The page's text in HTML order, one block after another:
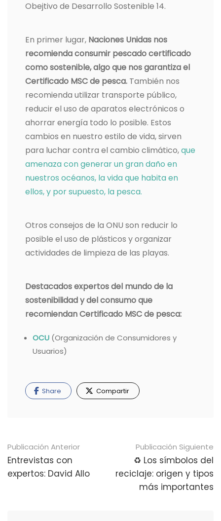
Obejtivo de Desarrollo Sostenible 14.
En primer lugar, Naciones Unidas nos
recomienda consumir pescado certificado
como sostenible, algo que nos garantiza el
Certificado MSC de pesca. También nos
recomienda utilizar transporte público,
reducir el uso de aparatos electrónicos o
ahorrar energía todo lo posible. Estos
cambios en nuestro estilo de vida, sirven
para luchar contra el cambio climático,que
amenaza con generar un gran daño en
nuestros océanos, la vida que habita en
ellos, y por supuesto, la pesca.
Otros consejos de la ONU son reducir lo
posible el uso de plásticos y organizar
actividades de limpieza de las playas.
Destacados expertos del mundo de la
sostenibilidad y del consumo que
recomiendan Certificado MSC de pesca:
OCU (Organización de Consumidores y
Usuarios)
Share Compartir
Navegación
de
publicaciones
Publicación Anterior
Entrevistas con
expertos: David Allo
Publicación Siguiente
♻ Los símbolos del
reciclaje: origen y tipos
más importantes